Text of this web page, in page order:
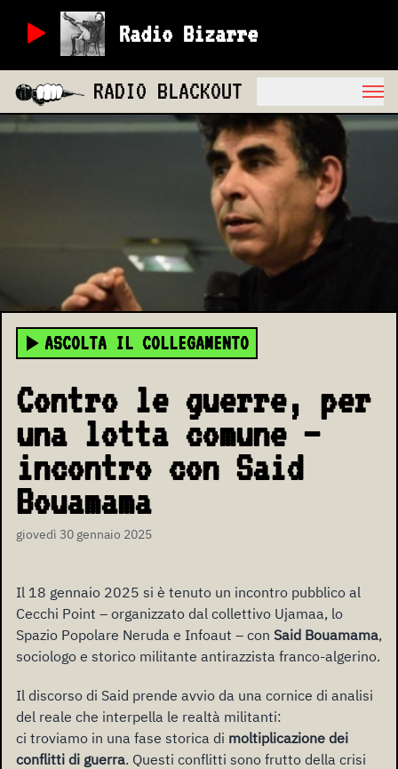
Radio Bizarre
RADIO BLACKOUT
ASCOLTA IL COLLEGAMENTO
Contro le guerre, per
una lotta comune –
incontro con Said
Bouamama
giovedì 30 gennaio 2025
Il 18 gennaio 2025 si è tenuto un incontro pubblico al
Cecchi Point – organizzato dal collettivo Ujamaa, lo
Spazio Popolare Neruda e Infoaut – con Said Bouamama,
sociologo e storico militante antirazzista franco-algerino.
Il discorso di Said prende avvio da una cornice di analisi
del reale che interpella le realtà militanti:
ci troviamo in una fase storica di moltiplicazione dei
conflitti di guerra. Questi conflitti sono frutto della crisi